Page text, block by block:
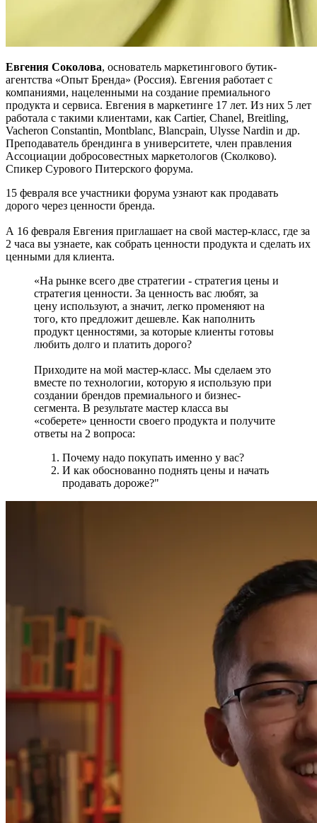
Евгения Соколова, основатель маркетингового бутик-
агентства «Опыт Бренда» (Россия). Евгения работает с
компаниями, нацеленными на создание премиального
продукта и сервиса. Евгения в маркетинге 17 лет. Из них 5 лет
работала с такими клиентами, как Cartier, Chanel, Breitling,
Vacheron Constantin, Montblanc, Blancpain, Ulysse Nardin и др.
Преподаватель брендинга в университете, член правления
Ассоциации добросовестных маркетологов (Сколково).
Спикер Сурового Питерского форума.
15 февраля все участники форума узнают как продавать
дорого через ценности бренда.
А 16 февраля Евгения приглашает на свой мастер-класс, где за
2 часа вы узнаете, как собрать ценности продукта и сделать их
ценными для клиента.
«На рынке всего две стратегии - стратегия цены и
стратегия ценности. За ценность вас любят, за
цену используют, а значит, легко променяют на
того, кто предложит дешевле. Как наполнить
продукт ценностями, за которые клиенты готовы
любить долго и платить дорого?
Приходите на мой мастер-класс. Мы сделаем это
вместе по технологии, которую я использую при
создании брендов премиального и бизнес-
сегмента. В результате мастер класса вы
«соберете» ценности своего продукта и получите
ответы на 2 вопроса:
Почему надо покупать именно у вас?
И как обоснованно поднять цены и начать
продавать дороже?"